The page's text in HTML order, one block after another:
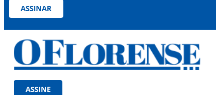
ASSINAR
ASSINE